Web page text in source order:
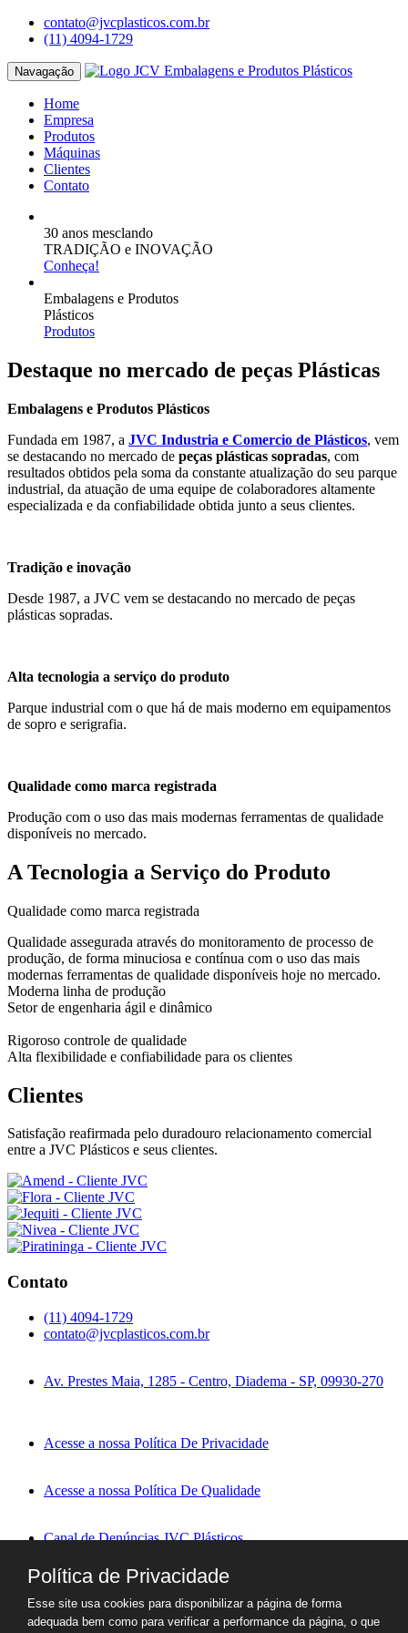
contato@jvcplasticos.com.br
(11) 4094-1729
Navagação
Home
Empresa
Produtos
Máquinas
Clientes
Contato
30 anos mesclando
TRADIÇÃO e INOVAÇÃO
Conheça!
Embalagens e Produtos
Plásticos
Produtos
Destaque no mercado de peças Plásticas
Embalagens e Produtos Plásticos
Fundada em 1987, a JVC Industria e Comercio de Plásticos, vem
se destacando no mercado de peças plásticas sopradas, com
resultados obtidos pela soma da constante atualização do seu parque
industrial, da atuação de uma equipe de colaboradores altamente
especializada e da confiabilidade obtida junto a seus clientes.
Tradição e inovação
Desde 1987, a JVC vem se destacando no mercado de peças
plásticas sopradas.
Alta tecnologia a serviço do produto
Parque industrial com o que há de mais moderno em equipamentos
de sopro e serigrafia.
Qualidade como marca registrada
Produção com o uso das mais modernas ferramentas de qualidade
disponíveis no mercado.
A Tecnologia a Serviço do Produto
Qualidade como marca registrada
Qualidade assegurada através do monitoramento de processo de
produção, de forma minuciosa e contínua com o uso das mais
modernas ferramentas de qualidade disponíveis hoje no mercado.
Moderna linha de produção
Setor de engenharia ágil e dinâmico
Rigoroso controle de qualidade
Alta flexibilidade e confiabilidade para os clientes
Clientes
Satisfação reafirmada pelo duradouro relacionamento comercial
entre a JVC Plásticos e seus clientes.
Contato
(11) 4094-1729
contato@jvcplasticos.com.br
Av. Prestes Maia, 1285 - Centro, Diadema - SP, 09930-270
Acesse a nossa Política De Privacidade
Acesse a nossa Política De Qualidade
Canal de Denúncias JVC Plásticos
(11) 91319-3184
Empresa
Política de Privacidade
Esse site usa cookies para disponibilizar a página de forma
adequada bem como para verificar a performance da página, o que